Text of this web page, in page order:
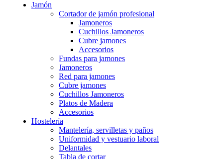
Jamón
Cortador de jamón profesional
Jamoneros
Cuchillos Jamoneros
Cubre jamones
Accesorios
Fundas para jamones
Jamoneros
Red para jamones
Cubre jamones
Cuchillos Jamoneros
Platos de Madera
Accesorios
Hostelería
Mantelería, servilletas y paños
Uniformidad y vestuario laboral
Delantales
Tabla de cortar